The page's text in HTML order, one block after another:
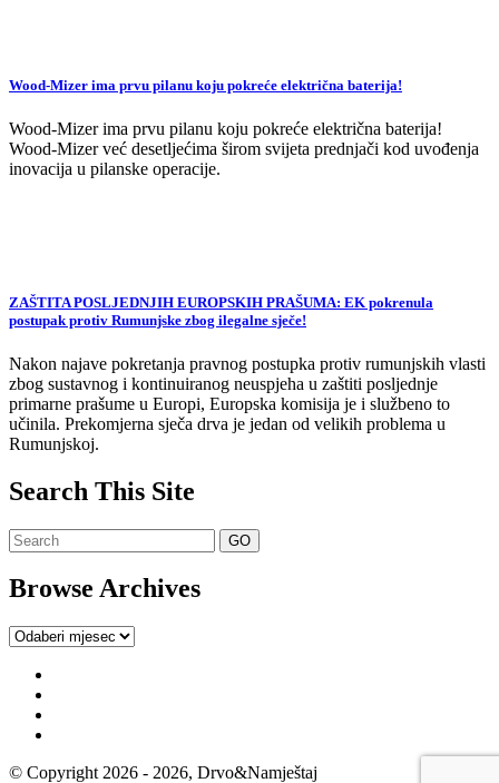
Wood-Mizer ima prvu pilanu koju pokreće električna baterija!
Wood-Mizer ima prvu pilanu koju pokreće električna baterija!
Wood-Mizer već desetljećima širom svijeta prednjači kod uvođenja
inovacija u pilanske operacije.
ZAŠTITA POSLJEDNJIH EUROPSKIH PRAŠUMA: EK pokrenula
postupak protiv Rumunjske zbog ilegalne sječe!
Nakon najave pokretanja pravnog postupka protiv rumunjskih vlasti
zbog sustavnog i kontinuiranog neuspjeha u zaštiti posljednje
primarne prašume u Europi, Europska komisija je i službeno to
učinila. Prekomjerna sječa drva je jedan od velikih problema u
Rumunjskoj.
Search This Site
Browse Archives
Browse
© Copyright 2026 - 2026, Drvo&Namještaj